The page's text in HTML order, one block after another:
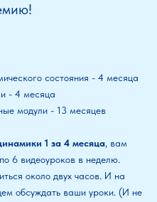
состояния - 4 месяца
- 4 месяца
модули - 13 месяцев
1 за 4 месяца, вам
6 видеоуроков в неделю.
около двух часов. И на
обсуждать ваши уроки. (И не